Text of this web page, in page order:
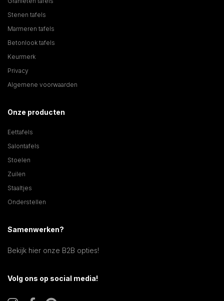
Stenen tafels
Marmeren tafels
Betonlook tafels
Keurmerk
Privacy
Algemene voorwaarden
Onze producten
Eettafels
Salontafels
Stoelen
Zuilen
Staaltjes
Onderstellen
Samenwerken?
Bekijk hier onze B2B opties!
Volg ons op social media!